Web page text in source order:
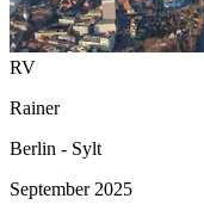
RV
Rainer
Berlin - Sylt
September 2025